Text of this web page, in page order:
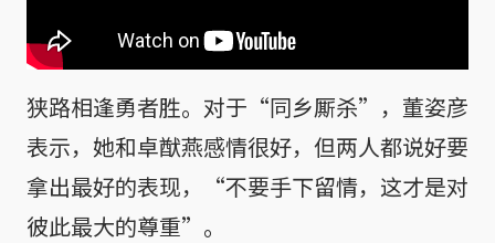
狭路相逢勇者胜。对于“同乡厮杀”，董姿彦
表示，她和卓猷燕感情很好，但两人都说好要
拿出最好的表现，“不要手下留情，这才是对
彼此最大的尊重”。